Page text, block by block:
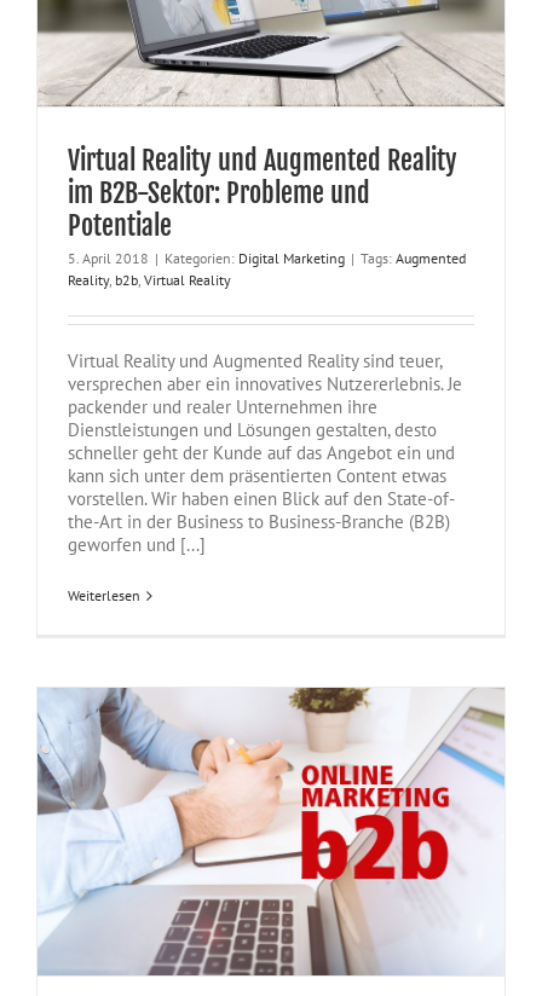
Virtual Reality und Augmented Reality
im B2B-Sektor: Probleme und
Potentiale
5. April 2018 | Kategorien: Digital Marketing | Tags: Augmented
Reality, b2b, Virtual Reality
Virtual Reality und Augmented Reality sind teuer,
versprechen aber ein innovatives Nutzererlebnis. Je
packender und realer Unternehmen ihre
Dienstleistungen und Lösungen gestalten, desto
schneller geht der Kunde auf das Angebot ein und
kann sich unter dem präsentierten Content etwas
vorstellen. Wir haben einen Blick auf den State-of-
the-Art in der Business to Business-Branche (B2B)
geworfen und [...]
Weiterlesen